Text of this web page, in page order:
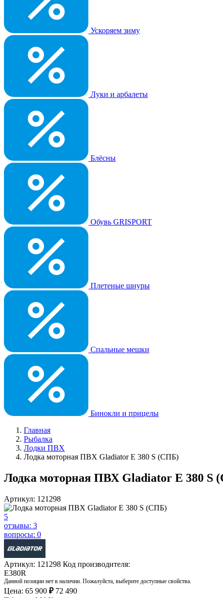
Ускоряем зиму
Луки и арбалеты
Блёсны
Обувь GRISPORT
Плетеные шнуры
Спальные мешки
Бинокли и прицелы
Главная
Рыбалка
Лодки ПВХ
Лодка моторная ПВХ Gladiator E 380 S (СПБ)
Лодка моторная ПВХ Gladiator E 380 S
Артикул: 121298
5
отзывы: 3
вопросы: 0
Артикул: 121298 Код производителя:
E380R
Данной позиции нет в наличии. Пожалуйста, выберите доступные свойства.
Цена: 65 900 ₽ 72 490